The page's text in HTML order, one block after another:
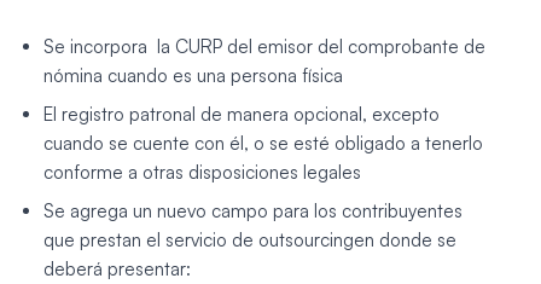
Se incorpora la CURP del emisor del comprobante de
nómina cuando es una persona física
El registro patronal de manera opcional, excepto
cuando se cuente con él, o se esté obligado a tenerlo
conforme a otras disposiciones legales
Se agrega un nuevo campo para los contribuyentes
que prestan el servicio de outsourcingen donde se
deberá presentar: